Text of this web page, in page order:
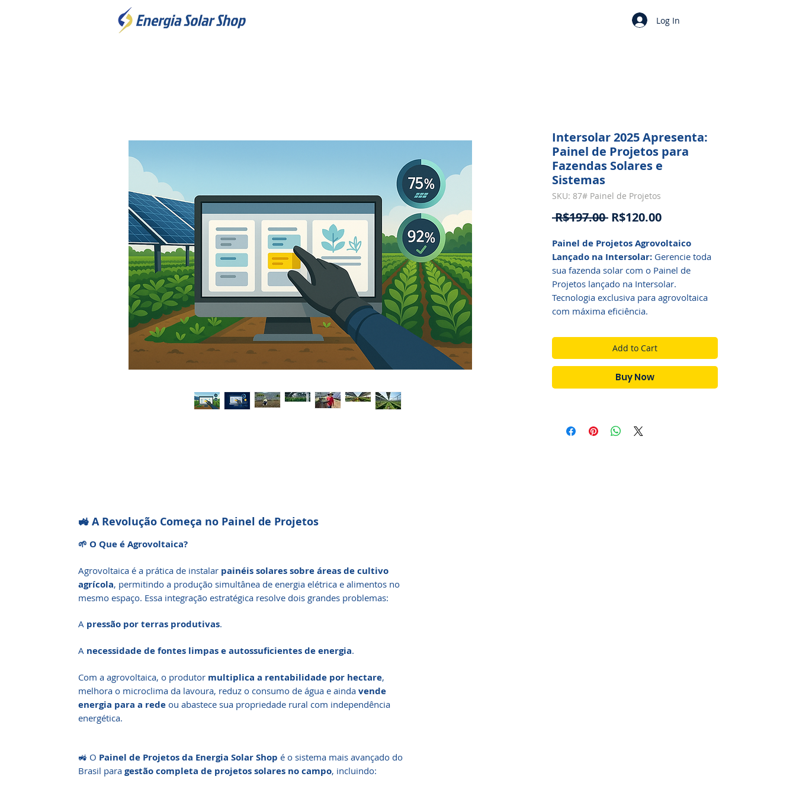
Log In
Intersolar 2025 Apresenta:
Painel de Projetos para
Fazendas Solares e
Sistemas
SKU: 87# Painel de Projetos
R$197.00 Regular
R$120.00Sale
Painel de Projetos Agrovoltaico
Lançado na Intersolar: Gerencie toda
sua fazenda solar com o Painel de
Projetos lançado na Intersolar.
Tecnologia exclusiva para agrovoltaica
com máxima eficiência.
Add to Cart
Buy Now
🚜 A Revolução Começa no Painel de Projetos
🌱 O Que é Agrovoltaica?
Agrovoltaica é a prática de instalar painéis solares sobre áreas de cultivo
agrícola, permitindo a produção simultânea de energia elétrica e alimentos no
mesmo espaço. Essa integração estratégica resolve dois grandes problemas:
A pressão por terras produtivas.
A necessidade de fontes limpas e autossuficientes de energia.
Com a agrovoltaica, o produtor multiplica a rentabilidade por hectare,
melhora o microclima da lavoura, reduz o consumo de água e ainda vende
energia para a rede ou abastece sua propriedade rural com independência
energética.
🚜 O Painel de Projetos da Energia Solar Shop é o sistema mais avançado do
Brasil para gestão completa de projetos solares no campo, incluindo: